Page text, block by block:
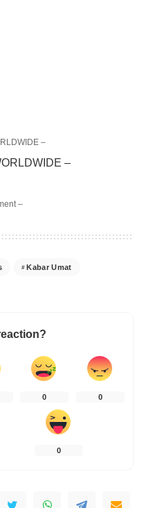
–
–
Kabar Umat
0 0
0